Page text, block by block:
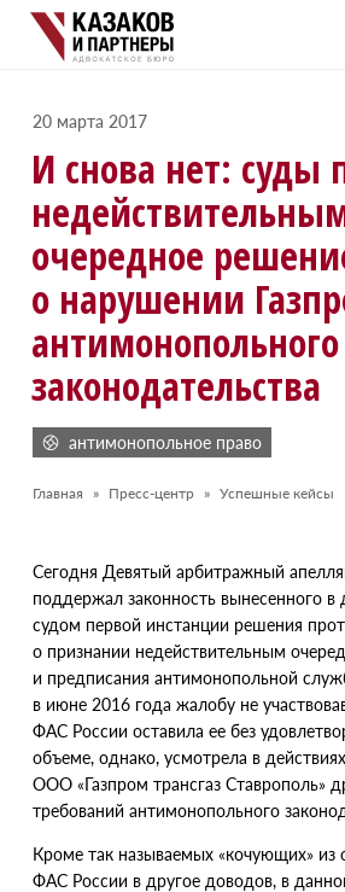
20 марта 2017
И снова нет: суды
очередное
о нарушении
антимонопольного
законодательства
антимонопольное право
Главная Пресс-центр Успешные кейсы
Сегодня Девятый арбитражный
поддержал законность вынесенного в
судом первой инстанции решения
о признании недействительным
и предписания антимонопольной
в июне 2016 года жалобу не
ФАС России оставила ее без
объеме, однако, усмотрела в
ООО «Газпром трансгаз Ставрополь»
требований антимонопольного
Кроме так называемых «кочующих» из
ФАС России в другое доводов, в